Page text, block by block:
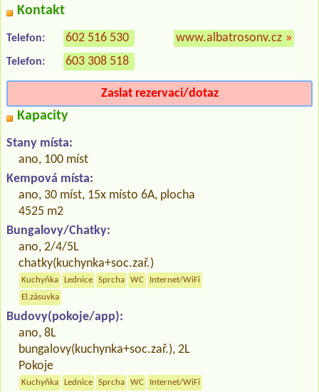
Kontakt
Telefon: 602 516 530
Telefon: 603 308 518
www.albatrosonv.cz »
Zaslat rezervaci/dotaz
Kapacity
Stany místa:
ano, 100 míst
Kempová místa:
ano, 30 míst, 15x místo 6A, plocha
4525 m2
Bungalovy/Chatky:
ano, 2/4/5L
chatky(kuchynka+soc.zař.)
Kuchyňka Lednice Sprcha WC
Internet/WiFi
El.zásuvka
Budovy(pokoje/app):
ano, 8L
bungalovy(kuchynka+soc.zař.), 2L
Pokoje
Kuchyňka Lednice Sprcha WC
Internet/WiFi